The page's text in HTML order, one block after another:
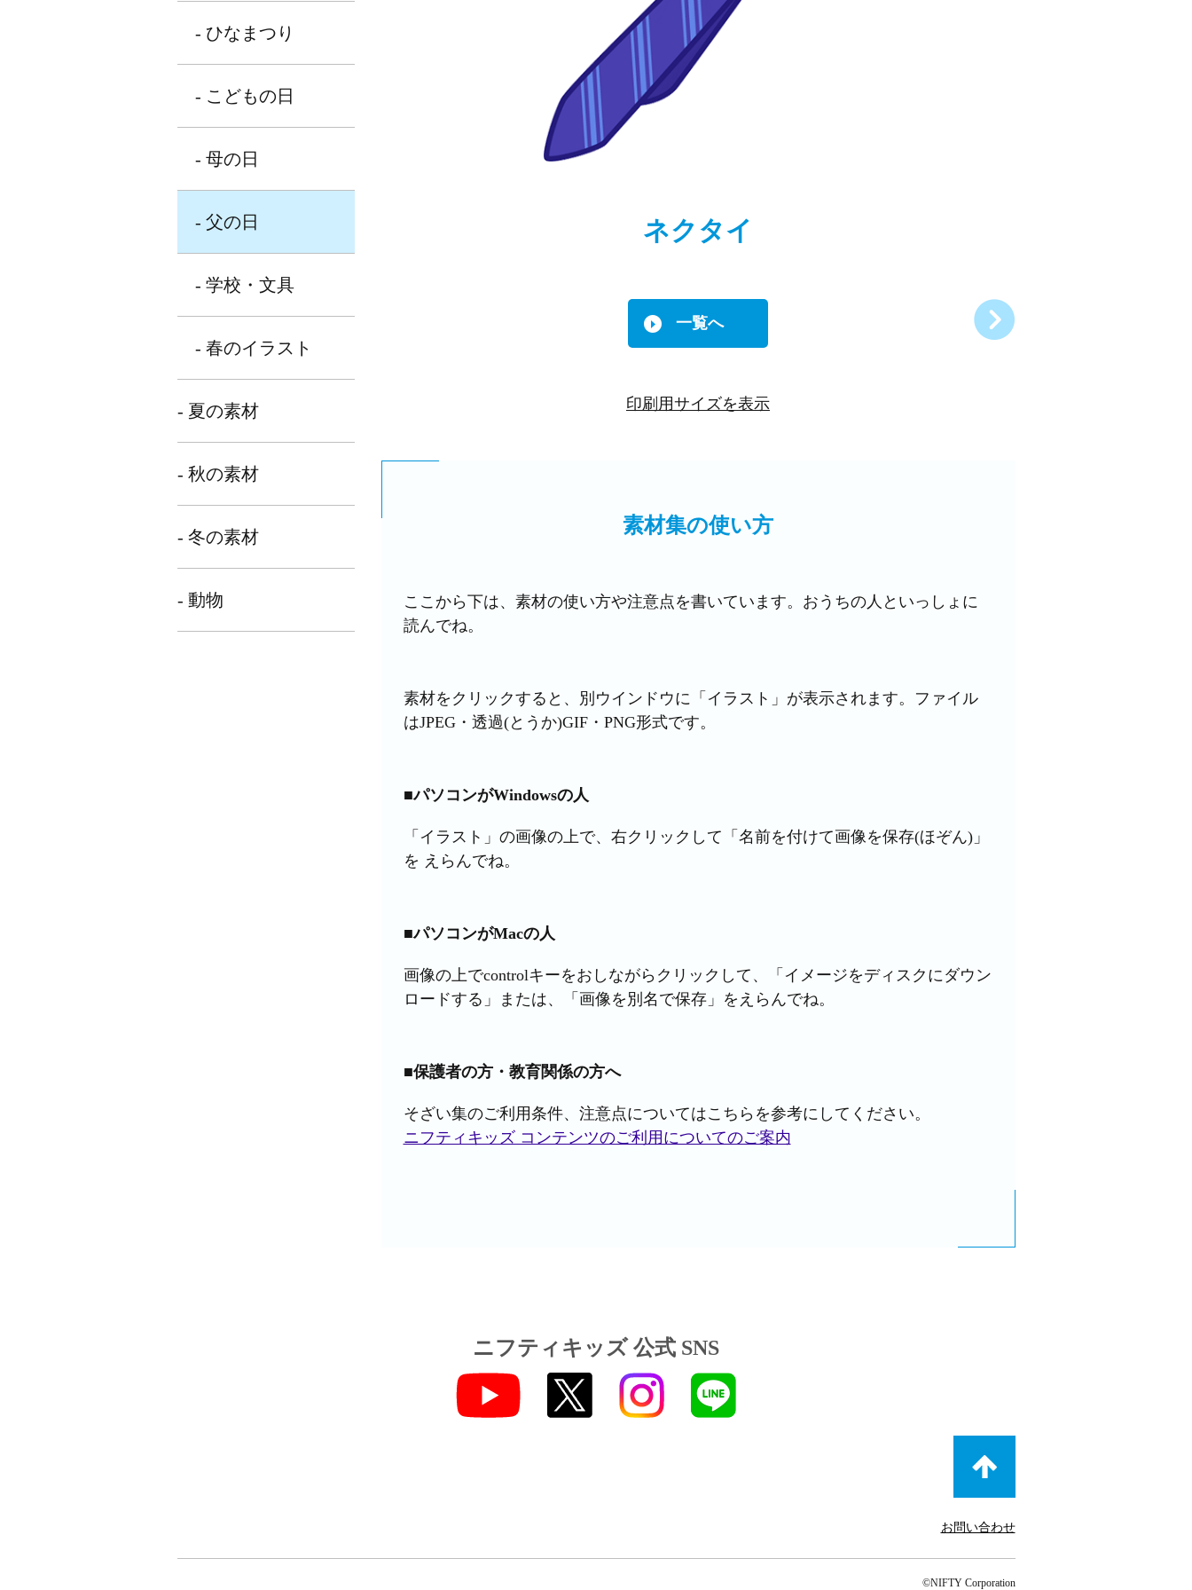
- ひなまつり
- こどもの日
- 母の日
- 父の日
- 学校・文具
- 春のイラスト
- 夏の素材
- 秋の素材
- 冬の素材
- 動物
ネクタイ
一覧へ
印刷用サイズを表示
素材集の使い方
ここから下は、素材の使い方や注意点を書いています。 おうちの人といっしょに
読んでね。
素材をクリックすると、別ウインドウに「イラスト」が表示されます。ファイル
はJPEG・透過(とうか)GIF・PNG形式です。
■パソコンがWindowsの人
「イラスト」の画像の上で、右クリックして「名前を付けて画像を保存(ほぞん)」
を えらんでね。
■パソコンがMacの人
画像の上でcontrolキーをおしながらクリックして、「イメージをディスクにダウン
ロードする」または、「画像を別名で保存」をえらんでね。
■保護者の方・教育関係の方へ
そざい集のご利用条件、注意点についてはこちらを参考にしてください。
ニフティキッズ コンテンツのご利用についてのご案内
ニフティキッズ 公式 SNS
お問い合わせ
©NIFTY Corporation